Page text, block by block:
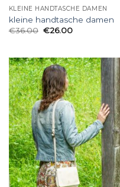
KLEINE HANDTASCHE DAMEN
kleine handtasche damen
€36.00 €26.00